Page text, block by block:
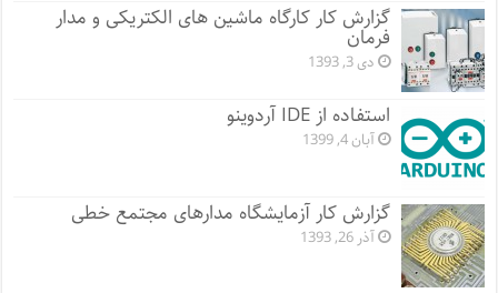
گزارش کار کارگاه ماشین های الکتریکی و مدار
فرمان
دی 3, 1393
استفاده از IDE آردوینو
آبان 4, 1399
گزارش کار آزمایشگاه مدارهای مجتمع خطی
آذر 26, 1393